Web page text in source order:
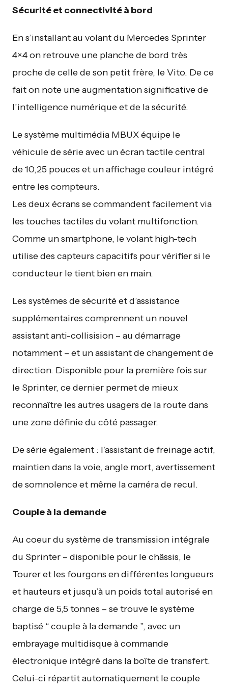
Sécurité et connectivité à bord
En s’installant au volant du Mercedes Sprinter
4×4 on retrouve une planche de bord très
proche de celle de son petit frère, le Vito. De ce
fait on note une augmentation significative de
l’intelligence numérique et de la sécurité.
Le système multimédia MBUX équipe le
véhicule de série avec un écran tactile central
de 10,25 pouces et un affichage couleur intégré
entre les compteurs.
Les deux écrans se commandent facilement via
les touches tactiles du volant multifonction.
Comme un smartphone, le volant high-tech
utilise des capteurs capacitifs pour vérifier si le
conducteur le tient bien en main.
Les systèmes de sécurité et d’assistance
supplémentaires comprennent un nouvel
assistant anti-collisision – au démarrage
notamment – et un assistant de changement de
direction. Disponible pour la première fois sur
le Sprinter, ce dernier permet de mieux
reconnaître les autres usagers de la route dans
une zone définie du côté passager.
De série également : l’assistant de freinage actif,
maintien dans la voie, angle mort, avertissement
de somnolence et même la caméra de recul.
Couple à la demande
Au coeur du système de transmission intégrale
du Sprinter – disponible pour le châssis, le
Tourer et les fourgons en différentes longueurs
et hauteurs et jusqu’à un poids total autorisé en
charge de 5,5 tonnes – se trouve le système
baptisé “ couple à la demande ”, avec un
embrayage multidisque à commande
électronique intégré dans la boîte de transfert.
Celui-ci répartit automatiquement le couple